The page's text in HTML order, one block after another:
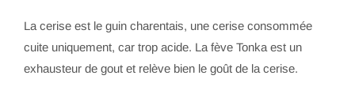
La cerise est le guin charentais, une cerise consommée
cuite uniquement, car trop acide. La fève Tonka est un
exhausteur de gout et relève bien le goût de la cerise.